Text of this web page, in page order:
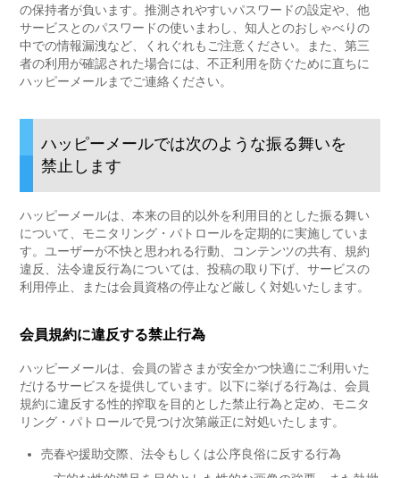
の保持者が負います。推測されやすいパスワードの設定や、他
サービスとのパスワードの使いまわし、知人とのおしゃべりの
中での情報漏洩など、くれぐれもご注意ください。また、第三
者の利用が確認された場合には、不正利用を防ぐために直ちに
ハッピーメールまでご連絡ください。
ハッピーメールでは次のような振る舞いを
禁止します
ハッピーメールは、本来の目的以外を利用目的とした振る舞い
について、モニタリング・パトロールを定期的に実施していま
す。ユーザーが不快と思われる行動、コンテンツの共有、規約
違反、法令違反行為については、投稿の取り下げ、サービスの
利用停止、または会員資格の停止など厳しく対処いたします。
会員規約に違反する禁止行為
ハッピーメールは、会員の皆さまが安全かつ快適にご利用いた
だけるサービスを提供しています。以下に挙げる行為は、会員
規約に違反する性的搾取を目的とした禁止行為と定め、モニタ
リング・パトロールで見つけ次第厳正に対処いたします。
売春や援助交際、法令もしくは公序良俗に反する行為